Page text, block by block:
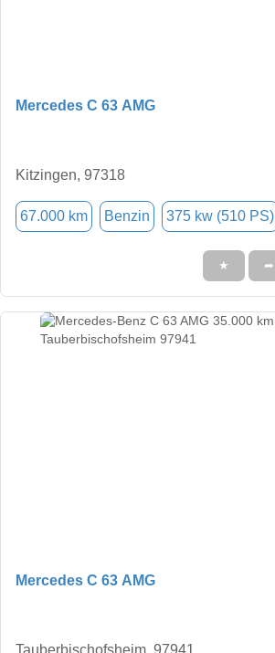
Mercedes C 63 AMG
Kitzingen, 97318
67.000 km Benzin 375 kw (510 PS)
★ ➦
Mercedes C 63 AMG
Tauberbischofsheim, 97941